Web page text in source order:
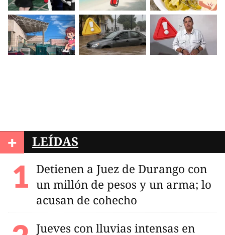
+ LEÍDAS
Detienen a Juez de Durango con
un millón de pesos y un arma; lo
acusan de cohecho
Jueves con lluvias intensas en